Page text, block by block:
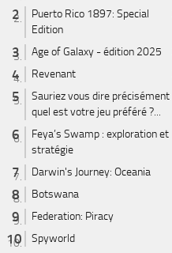
Puerto Rico 1897: Special
Edition
Age of Galaxy - édition 2025
Revenant
Sauriez vous dire précisément
quel est votre jeu préféré ?...
Feya’s Swamp : exploration et
stratégie
Darwin's Journey: Oceania
Botswana
Federation: Piracy
Spyworld